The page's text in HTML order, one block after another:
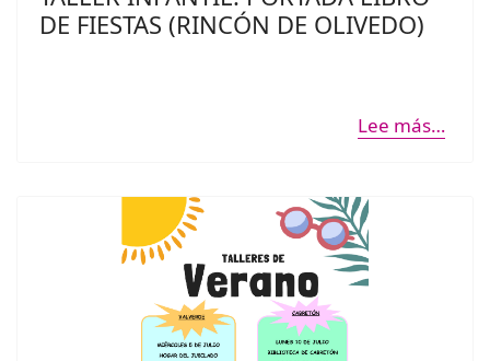
DE FIESTAS (RINCÓN DE OLIVEDO)
Lee más…